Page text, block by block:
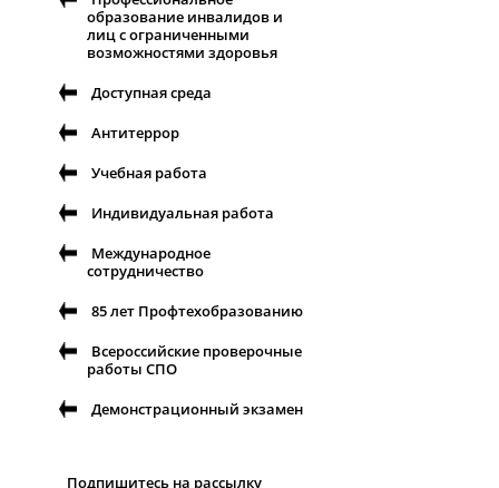
образование инвалидов и
лиц с ограниченными
возможностями здоровья
Доступная среда
Антитеррор
Учебная работа
Индивидуальная работа
Международное
сотрудничество
85 лет Профтехобразованию
Всероссийские проверочные
работы СПО
Демонстрационный экзамен
Подпишитесь на рассылку